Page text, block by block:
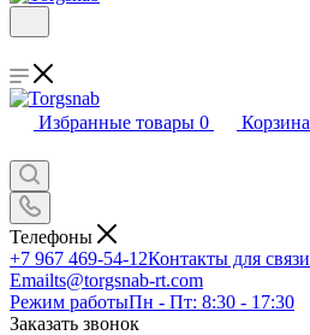
Избранные товары 0 Корзина
Телефоны
+7 967 469-54-12Контакты для связи
Emailts@torgsnab-rt.com
Режим работыПн - Пт: 8:30 - 17:30
Заказать звонок